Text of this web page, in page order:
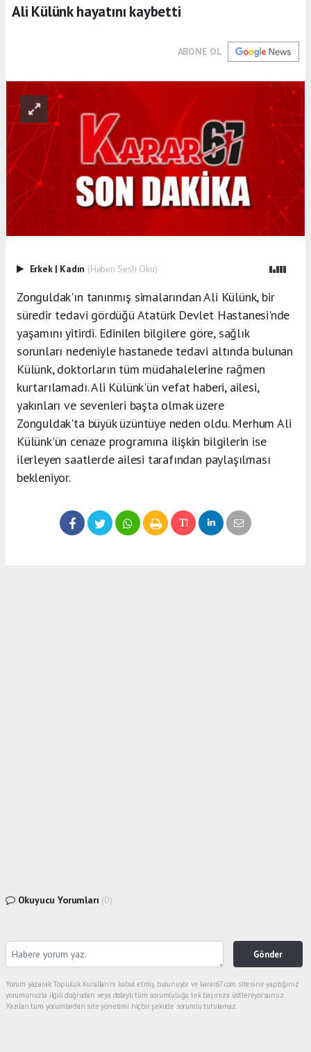
Ali Külünk hayatını kaybetti
ABONE OL
Erkek | Kadın (Haberi Sesli Oku)
Zonguldak'ın tanınmış simalarından Ali Külünk, bir
süredir tedavi gördüğü Atatürk Devlet Hastanesi'nde
yaşamını yitirdi. Edinilen bilgilere göre, sağlık
sorunları nedeniyle hastanede tedavi altında bulunan
Külünk, doktorların tüm müdahalelerine rağmen
kurtarılamadı. Ali Külünk'ün vefat haberi, ailesi,
yakınları ve sevenleri başta olmak üzere
Zonguldak'ta büyük üzüntüye neden oldu. Merhum Ali
Külünk'ün cenaze programına ilişkin bilgilerin ise
ilerleyen saatlerde ailesi tarafından paylaşılması
bekleniyor.
Okuyucu Yorumları (0)
Gönder
Yorum yazarak Topluluk Kuralları’nı kabul etmiş bulunuyor ve karar67.com sitesine yaptığınız
yorumunuzla ilgili doğrudan veya dolaylı tüm sorumluluğu tek başınıza üstleniyorsunuz.
Yazılan tüm yorumlardan site yönetimi hiçbir şekilde sorumlu tutulamaz.